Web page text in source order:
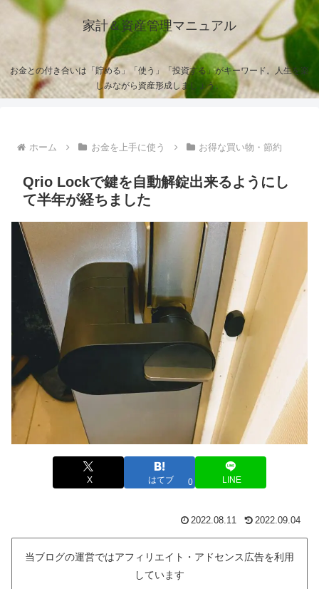
家計＆資産管理マニュアル
お金との付き合いは「貯める」「使う」「投資する」がキーワード。人生を楽
しみながら資産形成しましょう。
ホーム お金を上手に使う お得な買い物・節約
Qrio Lockで鍵を自動解錠出来るようにし
て半年が経ちました
X はてブ 0 LINE
2022.08.11 2022.09.04
当ブログの運営ではアフィリエイト・アドセンス広告を利用
しています